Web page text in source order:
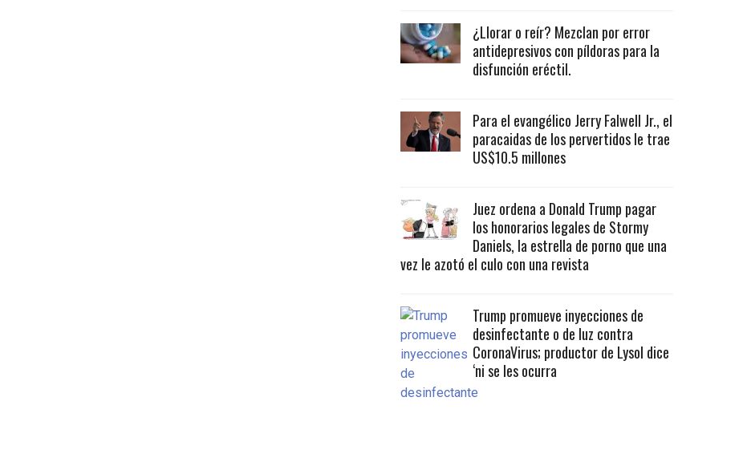
¿Llorar o reír? Mezclan por error
antidepresivos con píldoras para la
disfunción eréctil.
Para el evangélico Jerry Falwell Jr., el
paracaidas de los pervertidos le trae
US$10.5 millones
Juez ordena a Donald Trump pagar
los honorarios legales de Stormy
Daniels, la estrella de porno que una
vez le azotó el culo con una revista
Trump promueve inyecciones de
desinfectante o de luz contra
CoronaVirus; productor de Lysol dice
‘ni se les ocurra